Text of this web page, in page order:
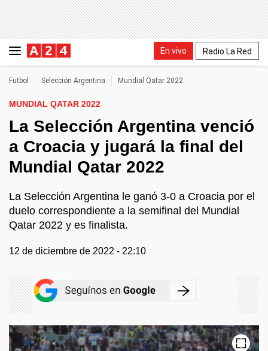
En vivo Radio La Red
Futbol Selección Argentina Mundial Qatar 2022
MUNDIAL QATAR 2022
La Selección Argentina venció
a Croacia y jugará la final del
Mundial Qatar 2022
La Selección Argentina le ganó 3-0 a Croacia por el
duelo correspondiente a la semifinal del Mundial
Qatar 2022 y es finalista.
12 de diciembre de 2022 - 22:10